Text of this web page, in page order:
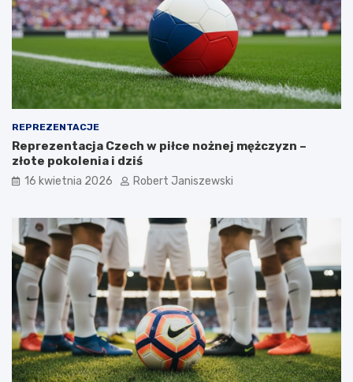
REPREZENTACJE
Reprezentacja Czech w piłce nożnej mężczyzn –
złote pokolenia i dziś
16 kwietnia 2026 Robert Janiszewski